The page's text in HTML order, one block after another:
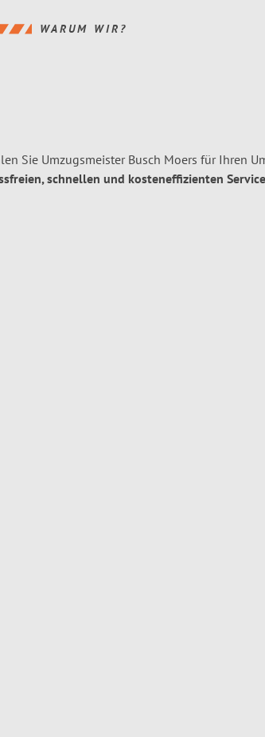
WARUM WIR?
Sie Umzugsmeister Busch Moers für Ihren
schnellen und kosteneffizienten Service